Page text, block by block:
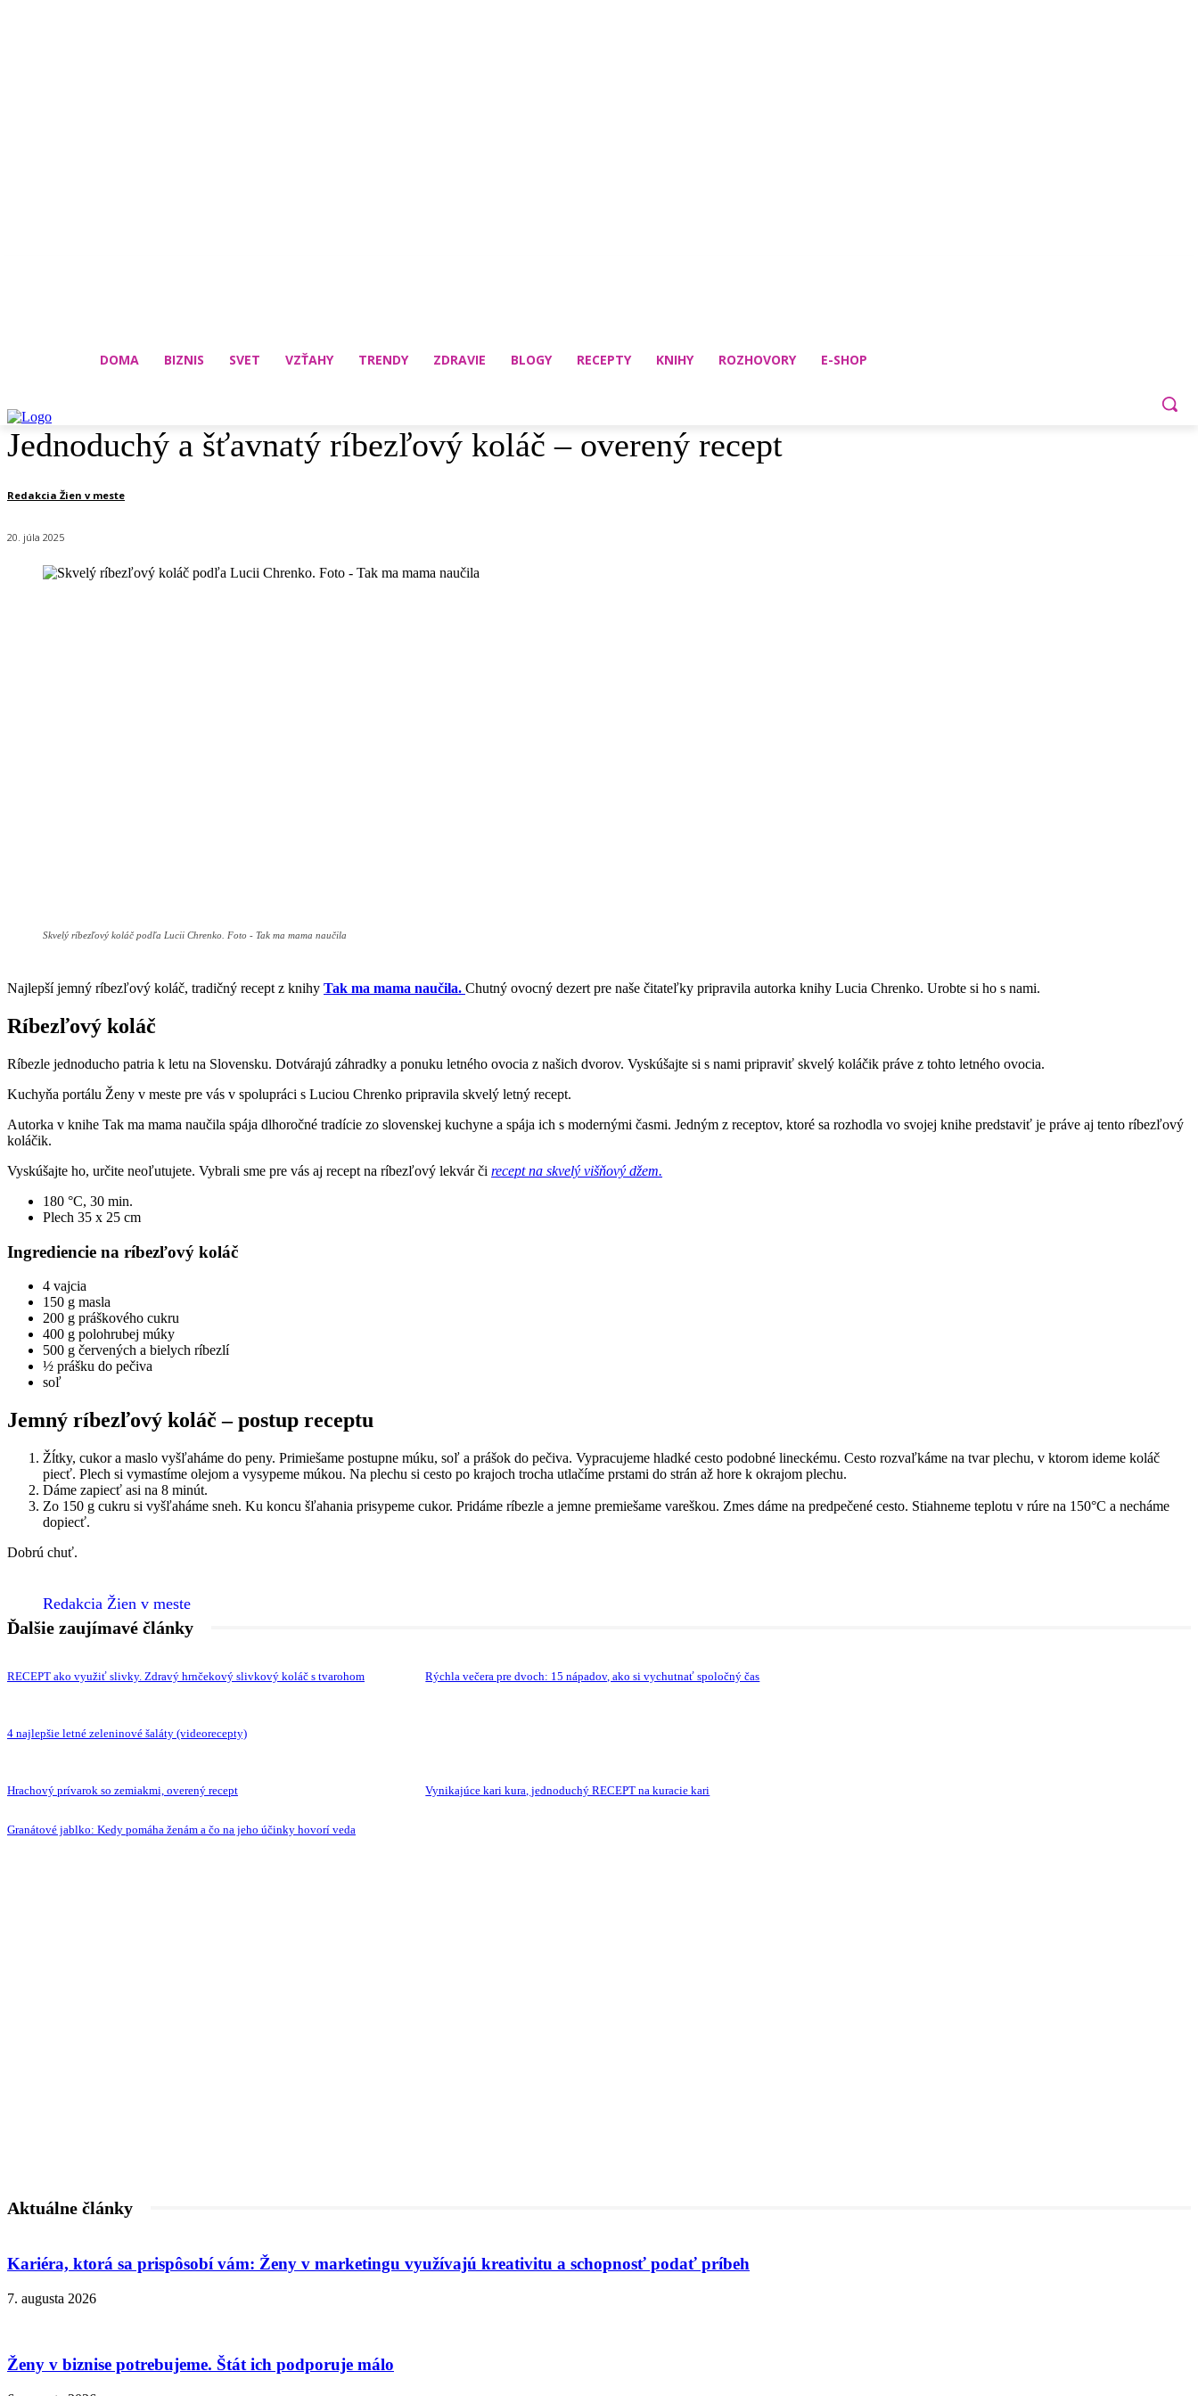
DOMA BIZNIS SVET VZŤAHY TRENDY ZDRAVIE BLOGY RECEPTY KNIHY ROZHOVORY E-SHOP
Jednoduchý a šťavnatý ríbezľový koláč – overený recept
Redakcia Žien v meste
20. júla 2025
Skvelý ríbezľový koláč podľa Lucii Chrenko. Foto - Tak ma mama naučila
Najlepší jemný ríbezľový koláč, tradičný recept z knihy Tak ma mama naučila. Chutný ovocný dezert pre naše čitateľky pripravila autorka knihy Lucia Chrenko. Urobte si ho s nami.
Ríbezľový koláč
Ríbezle jednoducho patria k letu na Slovensku. Dotvárajú záhradky a ponuku letného ovocia z našich dvorov. Vyskúšajte si s nami pripraviť skvelý koláčik práve z tohto letného ovocia.
Kuchyňa portálu Ženy v meste pre vás v spolupráci s Luciou Chrenko pripravila skvelý letný recept.
Autorka v knihe Tak ma mama naučila spája dlhoročné tradície zo slovenskej kuchyne a spája ich s modernými časmi. Jedným z receptov, ktoré sa rozhodla vo svojej knihe predstaviť je práve aj tento ríbezľový
koláčik.
Vyskúšajte ho, určite neoľutujete. Vybrali sme pre vás aj recept na ríbezľový lekvár či recept na skvelý višňový džem.
180 °C, 30 min.
Plech 35 x 25 cm
Ingrediencie na ríbezľový koláč
4 vajcia
150 g masla
200 g práškového cukru
400 g polohrubej múky
500 g červených a bielych ríbezlí
½ prášku do pečiva
soľ
Jemný ríbezľový koláč – postup receptu
Žĺtky, cukor a maslo vyšľaháme do peny. Primiešame postupne múku, soľ a prášok do pečiva. Vypracujeme hladké cesto podobné lineckému. Cesto rozvaľkáme na tvar plechu, v ktorom ideme koláč
piecť. Plech si vymastíme olejom a vysypeme múkou. Na plechu si cesto po krajoch trocha utlačíme prstami do strán až hore k okrajom plechu.
Dáme zapiecť asi na 8 minút.
Zo 150 g cukru si vyšľaháme sneh. Ku koncu šľahania prisypeme cukor. Pridáme ríbezle a jemne premiešame vareškou. Zmes dáme na predpečené cesto. Stiahneme teplotu v rúre na 150°C a necháme
dopiecť.
Dobrú chuť.
Redakcia Žien v meste
Ďalšie zaujímavé články
RECEPT ako využiť slivky. Zdravý hrnčekový slivkový koláč s tvarohom Rýchla večera pre dvoch: 15 nápadov, ako si vychutnať spoločný čas
4 najlepšie letné zeleninové šaláty (videorecepty)
Hrachový prívarok so zemiakmi, overený recept Vynikajúce kari kura, jednoduchý RECEPT na kuracie kari
Granátové jablko: Kedy pomáha ženám a čo na jeho účinky hovorí veda
Aktuálne články
Kariéra, ktorá sa prispôsobí vám: Ženy v marketingu využívajú kreativitu a schopnosť podať príbeh
7. augusta 2026
Ženy v biznise potrebujeme. Štát ich podporuje málo